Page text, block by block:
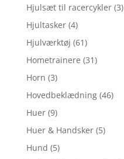
Hjulsæt til racercykler (3)
Hjultasker (4)
Hjulværktøj (61)
Hometrainere (31)
Horn (3)
Hovedbeklædning (46)
Huer (9)
Huer & Handsker (5)
Hund (5)